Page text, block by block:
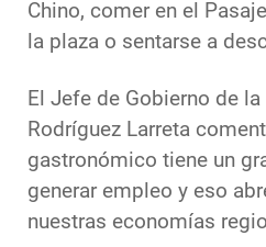
Chino, comer en el
la plaza o sentarse a
El Jefe de Gobierno de
Rodríguez Larreta
gastronómico tiene un
generar empleo y eso
nuestras economías